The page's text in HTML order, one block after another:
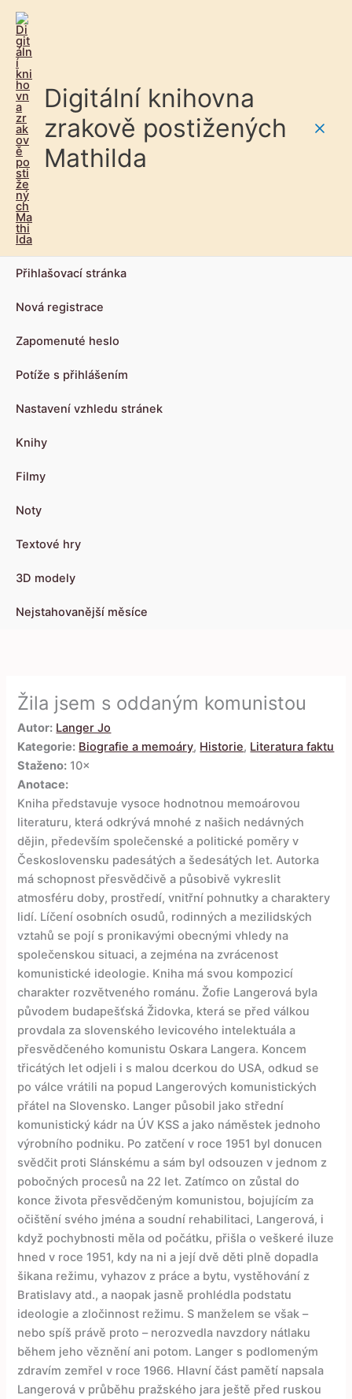
Digitální knihovna
zrakově postižených
Mathilda
Přihlašovací stránka
Nová registrace
Zapomenuté heslo
Potíže s přihlášením
Nastavení vzhledu stránek
Knihy
Filmy
Noty
Textové hry
3D modely
Nejstahovanější měsíce
Žila jsem s oddaným komunistou
Autor: Langer Jo
Kategorie: Biografie a memoáry, Historie, Literatura faktu
Staženo: 10×
Anotace:
Kniha představuje vysoce hodnotnou memoárovou
literaturu, která odkrývá mnohé z našich nedávných
dějin, především společenské a politické poměry v
Československu padesátých a šedesátých let. Autorka
má schopnost přesvědčivě a působivě vykreslit
atmosféru doby, prostředí, vnitřní pohnutky a charaktery
lidí. Líčení osobních osudů, rodinných a mezilidských
vztahů se pojí s pronikavými obecnými vhledy na
společenskou situaci, a zejména na zvrácenost
komunistické ideologie. Kniha má svou kompozicí
charakter rozvětveného románu. Žofie Langerová byla
původem budapešťská Židovka, která se před válkou
provdala za slovenského levicového intelektuála a
přesvědčeného komunistu Oskara Langera. Koncem
třicátých let odjeli i s malou dcerkou do USA, odkud se
po válce vrátili na popud Langerových komunistických
přátel na Slovensko. Langer působil jako střední
komunistický kádr na ÚV KSS a jako náměstek jednoho
výrobního podniku. Po zatčení v roce 1951 byl donucen
svědčit proti Slánskému a sám byl odsouzen v jednom z
pobočných procesů na 22 let. Zatímco on zůstal do
konce života přesvědčeným komunistou, bojujícím za
očištění svého jména a soudní rehabilitaci, Langerová, i
když pochybnosti měla od počátku, přišla o veškeré iluze
hned v roce 1951, kdy na ni a její dvě děti plně dopadla
šikana režimu, vyhazov z práce a bytu, vystěhování z
Bratislavy atd., a naopak jasně prohlédla podstatu
ideologie a zločinnost režimu. S manželem se však –
nebo spíš právě proto – nerozvedla navzdory nátlaku
během jeho věznění ani potom. Langer s podlomeným
zdravím zemřel v roce 1966. Hlavní část pamětí napsala
Langerová v průběhu pražského jara ještě před ruskou